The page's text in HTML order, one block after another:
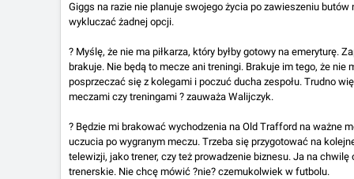
Giggs na razie nie planuje swojego życia po zawieszeniu butów
wykluczać żadnej opcji.
? Myślę, że nie ma piłkarza, który byłby gotowy na emeryturę.
brakuje. Nie będą to mecze ani treningi. Brakuje im tego, że nie
posprzeczać się z kolegami i poczuć ducha zespołu. Trudno
meczami czy treningami ? zauważa Walijczyk.
? Będzie mi brakować wychodzenia na Old Trafford na ważne
uczucia po wygranym meczu. Trzeba się przygotować na
telewizji, jako trener, czy też prowadzenie biznesu. Ja na
trenerskie. Nie chcę mówić ?nie? czemukolwiek w futbolu.